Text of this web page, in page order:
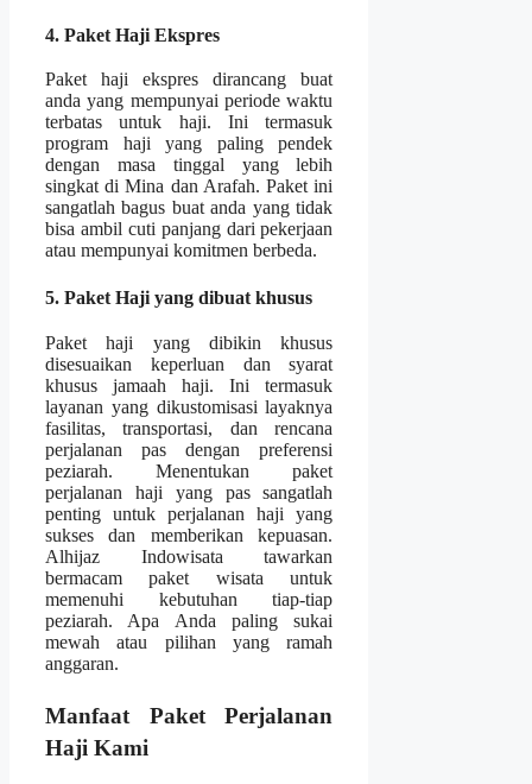
4. Paket Haji Ekspres
Paket haji ekspres dirancang buat
anda yang mempunyai periode waktu
terbatas untuk haji. Ini termasuk
program haji yang paling pendek
dengan masa tinggal yang lebih
singkat di Mina dan Arafah. Paket ini
sangatlah bagus buat anda yang tidak
bisa ambil cuti panjang dari pekerjaan
atau mempunyai komitmen berbeda.
5. Paket Haji yang dibuat khusus
Paket haji yang dibikin khusus
disesuaikan keperluan dan syarat
khusus jamaah haji. Ini termasuk
layanan yang dikustomisasi layaknya
fasilitas, transportasi, dan rencana
perjalanan pas dengan preferensi
peziarah. Menentukan paket
perjalanan haji yang pas sangatlah
penting untuk perjalanan haji yang
sukses dan memberikan kepuasan.
Alhijaz Indowisata tawarkan
bermacam paket wisata untuk
memenuhi kebutuhan tiap-tiap
peziarah. Apa Anda paling sukai
mewah atau pilihan yang ramah
anggaran.
Manfaat Paket Perjalanan
Haji Kami